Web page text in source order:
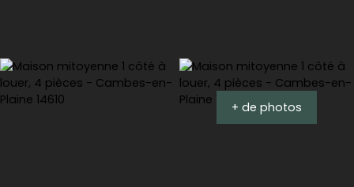
Espace client Estimation
+ de photos